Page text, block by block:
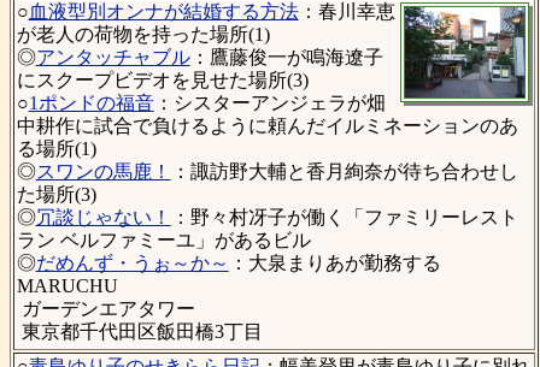
○血液型別オンナが結婚する方法：春川幸恵
が老人の荷物を持った場所(1)
◎アンタッチャブル：鷹藤俊一が鳴海遼子
にスクープビデオを見せた場所(3)
○1ポンドの福音：シスターアンジェラが畑
中耕作に試合で負けるように頼んだイルミネーションのあ
る場所(1)
◎スワンの馬鹿！
：諏訪野大輔と香月絢奈が待ち合わせし
た場所(3)
◎冗談じゃない！
：野々村冴子が働く「ファミリーレスト
ラン ベルファミーユ」があるビル
◎だめんず・うぉ～か～ ：大泉まりあが勤務する
MARUCHU
ガーデンエアタワー
東京都千代田区飯田橋3丁目